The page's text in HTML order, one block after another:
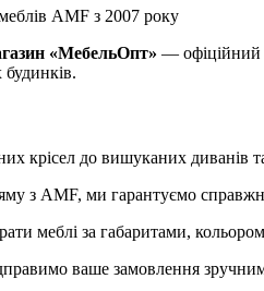
AMF з 2007 року
«МебельОпт» — офіційний
крісел до вишуканих диванів
з AMF, ми гарантуємо
меблі за габаритами,
ваше замовлення